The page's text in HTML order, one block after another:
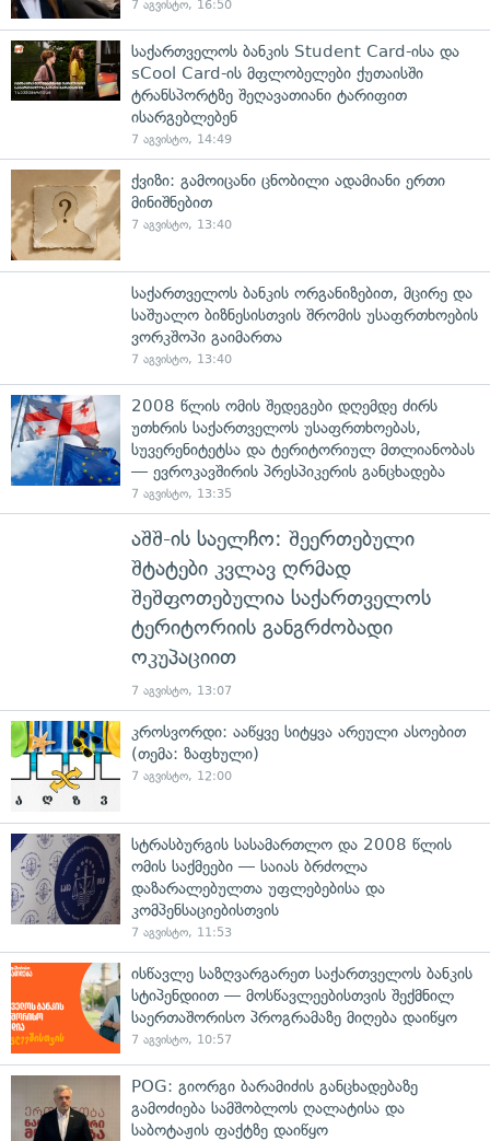
7 აგვისტო, 16:50
საქართველოს ბანკის Student Card-ისა და
sCool Card-ის მფლობელები ქუთაისში
ტრანსპორტზე შეღავათიანი ტარიფით
ისარგებლებენ
7 აგვისტო, 14:49
ქვიზი: გამოიცანი ცნობილი ადამიანი ერთი
მინიშნებით
7 აგვისტო, 13:40
საქართველოს ბანკის ორგანიზებით, მცირე და
საშუალო ბიზნესისთვის შრომის უსაფრთხოების
ვორკშოპი გაიმართა
7 აგვისტო, 13:40
2008 წლის ომის შედეგები დღემდე ძირს
უთხრის საქართველოს უსაფრთხოებას,
სუვერენიტეტსა და ტერიტორიულ მთლიანობას
— ევროკავშირის პრესპიკერის განცხადება
7 აგვისტო, 13:35
აშშ-ის საელჩო: შეერთებული
შტატები კვლავ ღრმად
შეშფოთებულია საქართველოს
ტერიტორიის განგრძობადი
ოკუპაციით
7 აგვისტო, 13:07
კროსვორდი: ააწყვე სიტყვა არეული ასოებით
(თემა: ზაფხული)
7 აგვისტო, 12:00
სტრასბურგის სასამართლო და 2008 წლის
ომის საქმეები — საიას ბრძოლა
დაზარალებულთა უფლებებისა და
კომპენსაციებისთვის
7 აგვისტო, 11:53
ისწავლე საზღვარგარეთ საქართველოს ბანკის
სტიპენდიით — მოსწავლეებისთვის შექმნილ
საერთაშორისო პროგრამაზე მიღება დაიწყო
7 აგვისტო, 10:57
POG: გიორგი ბარამიძის განცხადებაზე
გამოძიება სამშობლოს ღალატისა და
საბოტაჟის ფაქტზე დაიწყო